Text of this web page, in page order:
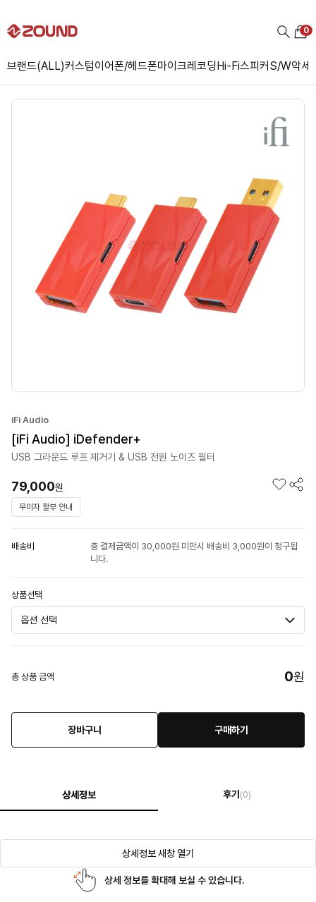
브랜드(ALL)커스텀이어폰/헤드폰마이크레코딩Hi-Fi스피커S/W악세
0
iFi Audio
[iFi Audio] iDefender+
USB 그라운드 루프 제거기 & USB 전원 노이즈 필터
79,000원
무이자 할부 안내
배송비
총 결제금액이 30,000원 미만시 배송비 3,000원이 청구됩
니다.
상품선택
총 상품 금액 0원
장바구니 구매하기
상세정보 후기 (0)
상세정보 새창 열기
상세 정보를 확대해 보실 수 있습니다.